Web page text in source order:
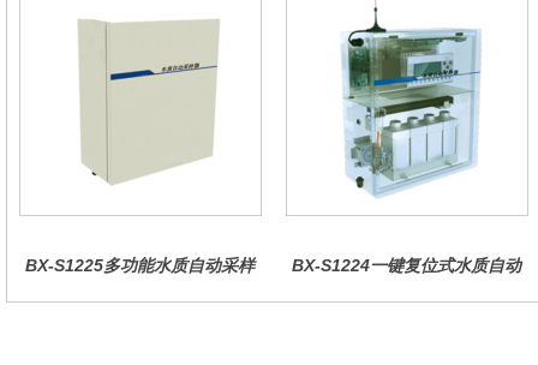
BX-S1225多功能水质自动采样
BX-S1224一键复位式水质自动